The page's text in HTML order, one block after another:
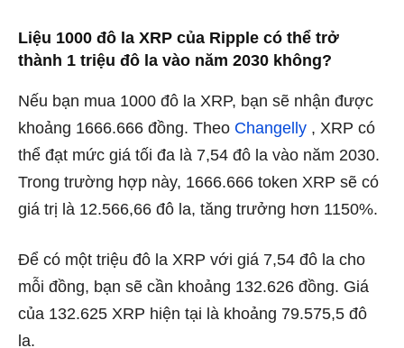
Liệu 1000 đô la XRP của Ripple có thể trở
thành 1 triệu đô la vào năm 2030 không?
Nếu bạn mua 1000 đô la XRP, bạn sẽ nhận được
khoảng 1666.666 đồng. Theo Changelly , XRP có
thể đạt mức giá tối đa là 7,54 đô la vào năm 2030.
Trong trường hợp này, 1666.666 token XRP sẽ có
giá trị là 12.566,66 đô la, tăng trưởng hơn 1150%.
Để có một triệu đô la XRP với giá 7,54 đô la cho
mỗi đồng, bạn sẽ cần khoảng 132.626 đồng. Giá
của 132.625 XRP hiện tại là khoảng 79.575,5 đô
la.